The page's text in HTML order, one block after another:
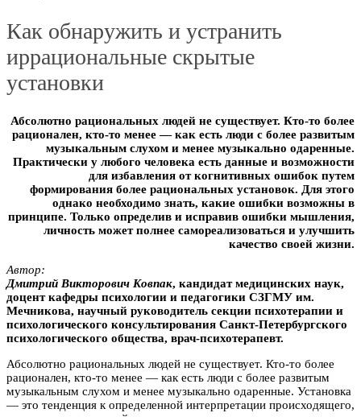
Как обнаружить и устранить
иррациональные скрытые
установки
Абсолютно рациональных людей не существует. Кто-то более
рационален, кто-то менее — как есть люди с более развитым
музыкальным слухом и менее музыкально одаренные.
Практически у любого человека есть данные и возможности
для избавления от когнитивных ошибок путем
формирования более рациональных установок. Для этого
однако необходимо знать, какие ошибки возможны в
принципе. Только определив и исправив ошибки мышления,
личность может полнее самореализоваться и улучшить
качество своей жизни.
Автор:
Дмитpий Виктopoвич Koвпaк, кандидат медицинских наук,
доцент кафедры психологии и педагогики CЗГМУ им.
Мeчникoва, научный руководитель секции психотерапии и
психологического консультирования Санкт-Петербургского
психологического общества, врач-психотерапевт.
Абсолютно рациональных людей не существует. Кто-то более
рационален, кто-то менее — как есть люди с более развитым
музыкальным слухом и менее музыкально одаренные. Установка
— это тенденция к определенной интерпретации происходящего,